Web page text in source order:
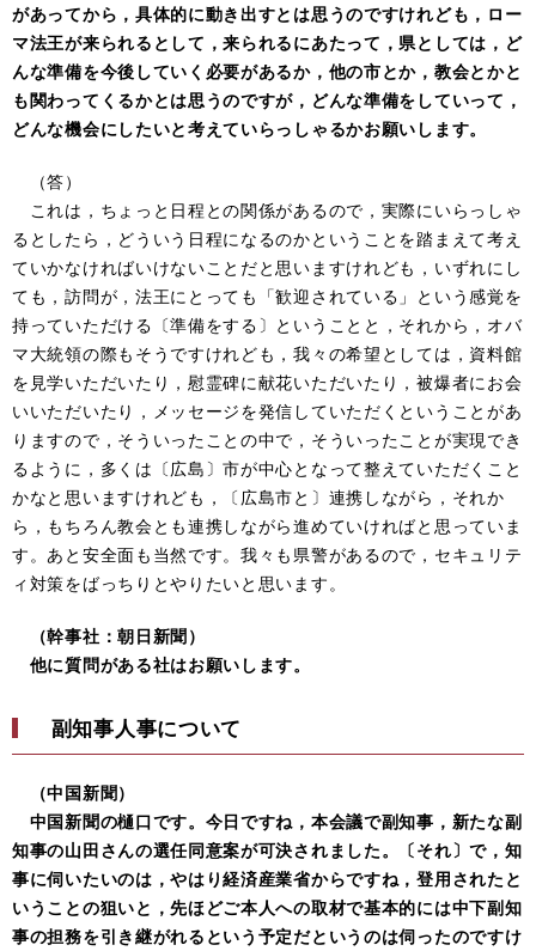
があってから，具体的に動き出すとは思うのですけれども，ロー
マ法王が来られるとして，来られるにあたって，県としては，ど
んな準備を今後していく必要があるか，他の市とか，教会とかと
も関わってくるかとは思うのですが，どんな準備をしていって，
どんな機会にしたいと考えていらっしゃるかお願いします。
（答）
これは，ちょっと日程との関係があるので，実際にいらっしゃ
るとしたら，どういう日程になるのかということを踏まえて考え
ていかなければいけないことだと思いますけれども，いずれにし
ても，訪問が，法王にとっても「歓迎されている」という感覚を
持っていただける〔準備をする〕ということと，それから，オバ
マ大統領の際もそうですけれども，我々の希望としては，資料館
を見学いただいたり，慰霊碑に献花いただいたり，被爆者にお会
いいただいたり，メッセージを発信していただくということがあ
りますので，そういったことの中で，そういったことが実現でき
るように，多くは〔広島〕市が中心となって整えていただくこと
かなと思いますけれども，〔広島市と〕連携しながら，それか
ら，もちろん教会とも連携しながら進めていければと思っていま
す。あと安全面も当然です。我々も県警があるので，セキュリテ
ィ対策をばっちりとやりたいと思います。
（幹事社：朝日新聞）
他に質問がある社はお願いします。
副知事人事について
（中国新聞）
中国新聞の樋口です。今日ですね，本会議で副知事，新たな副
知事の山田さんの選任同意案が可決されました。〔それ〕で，知
事に伺いたいのは，やはり経済産業省からですね，登用されたと
いうことの狙いと，先ほどご本人への取材で基本的には中下副知
事の担務を引き継がれるという予定だというのは伺ったのですけ